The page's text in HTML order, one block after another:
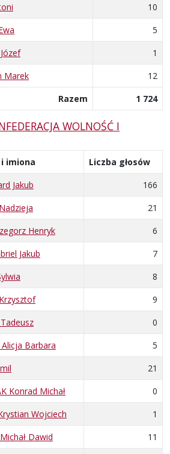
10
5
1
Marek
12
Razem
1 724
WOLNOŚĆ I
imiona
Liczba głosów
Jakub
166
21
Henryk
6
Jakub
7
8
9
0
Alicja Barbara
5
21
Konrad Michał
0
Wojciech
1
Dawid
11